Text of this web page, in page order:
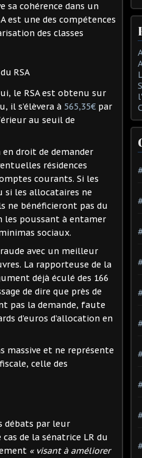
cohérence dans un
est une des compétences
des classes
RSA
le RSA est obtenu sur
il s’élèvera à 565,35€ par
au seuil de
droit de demander
résidences
courants. Si les
si les allocataires ne
ne bénéficieront pas du
les poussant à entamer
sociaux.
avec un meilleur
La rapporteuse de la
déjà éculé des 166
de dire que près de
pas la demande, faute
d’euros d’allocation en
massive et ne représente
celle des
débats par leur
de la sénatrice LR du
« visant à améliorer